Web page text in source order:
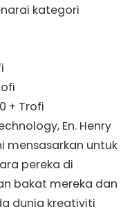
kategori
+ Trofi
En. Henry
mensasarkan untuk
pereka di
bakat mereka dan
dunia kreativiti